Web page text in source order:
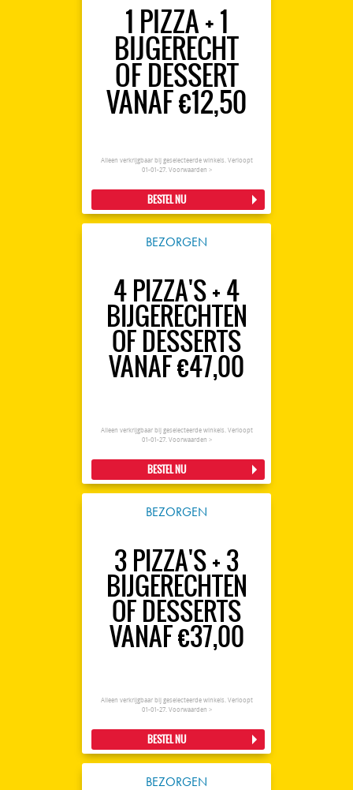
1 PIZZA + 1
BIJGERECHT
OF DESSERT
VANAF €12,50
Alleen verkrijgbaar bij geselecteerde winkels. Verloopt
01-01-27. Voorwaarden >
BESTEL NU
BEZORGEN
4 PIZZA'S + 4
BIJGERECHTEN
OF DESSERTS
VANAF €47,00
Alleen verkrijgbaar bij geselecteerde winkels. Verloopt
01-01-27. Voorwaarden >
BESTEL NU
BEZORGEN
3 PIZZA'S + 3
BIJGERECHTEN
OF DESSERTS
VANAF €37,00
Alleen verkrijgbaar bij geselecteerde winkels. Verloopt
01-01-27. Voorwaarden >
BESTEL NU
BEZORGEN